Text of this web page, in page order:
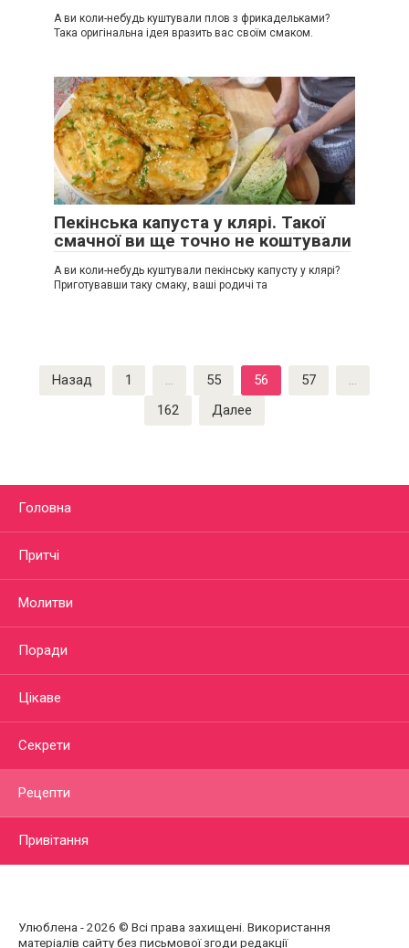
А ви коли-небудь куштували плов з фрикадельками?
Така оригінальна ідея вразить вас своїм смаком.
Пекінська капуста у клярі. Такої
смачної ви ще точно не коштували
А ви коли-небудь куштували пекінську капусту у клярі?
Приготувавши таку смаку, ваші родичі та
Пагинация
записей
Назад 1 … 55 56 57
…
162
Далее
Головна
Притчі
Молитви
Поради
Цікаве
Секрети
Рецепти
Привітання
Улюблена - 2026 © Всі права захищені. Використання
матеріалів сайту без письмової згоди редакції